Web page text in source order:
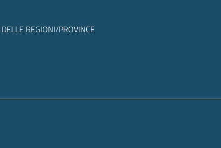
REGIONI/PROVINCE